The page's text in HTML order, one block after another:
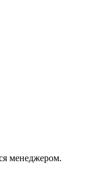
менеджером.